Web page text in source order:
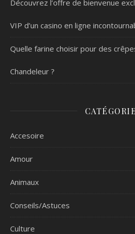
Découvrez l’offre de bienvenue
VIP d’un casino en ligne
Quelle farine choisir pour des
Chandeleur ?
Accesoire
Amour
Animaux
Conseils/Astuces
Culture